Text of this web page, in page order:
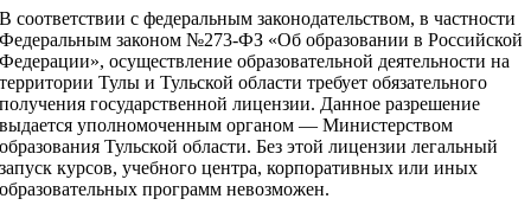
В соответствии с федеральным законодательством, в частности
Федеральным законом №273‑ФЗ «Об образовании в Российской
Федерации», осуществление образовательной деятельности на
территории Тулы и Тульской области требует обязательного
получения государственной лицензии. Данное разрешение
выдается уполномоченным органом — Министерством
образования Тульской области. Без этой лицензии легальный
запуск курсов, учебного центра, корпоративных или иных
образовательных программ невозможен.